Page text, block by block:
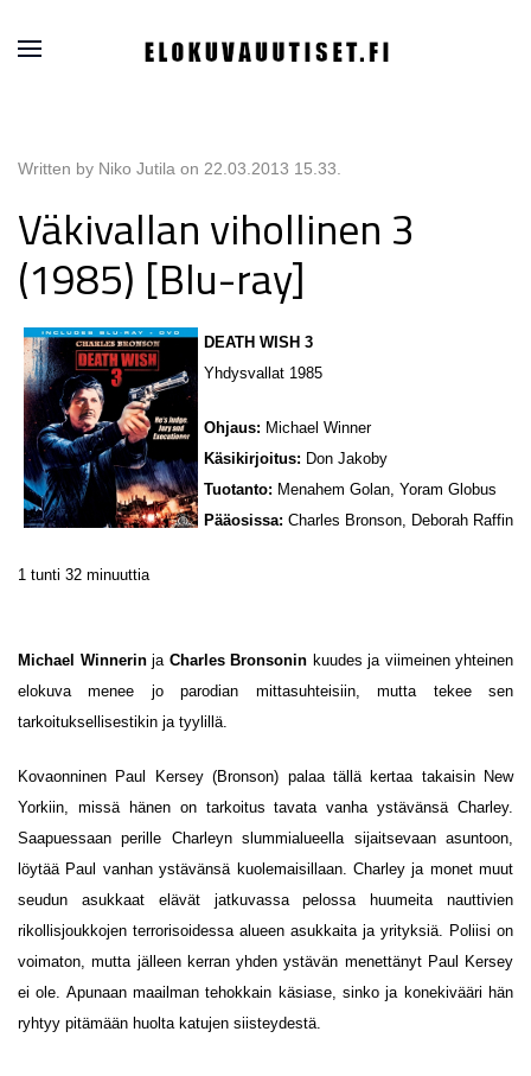
Written by Niko Jutila on 22.03.2013 15.33
Väkivallan vihollinen 3
(1985) [Blu-ray]
DEATH WISH 3
Yhdysvallat 1985
Ohjaus: Michael Winner
Käsikirjoitus: Don Jakoby
Tuotanto: Menahem Golan, Yoram Globus
Pääosissa: Charles Bronson, Deborah Raffin
1 tunti 32 minuuttia
Michael Winnerinja Charles Bronsonin kuudes ja viimeinen yhteinen
elokuva menee jo parodian mittasuhteisiin, mutta tekee sen
tarkoituksellisestikin ja tyylillä.
Kovaonninen Paul Kersey (Bronson) palaa tällä kertaa takaisin New
Yorkiin, missä hänen on tarkoitus tavata vanha ystävänsä Charley.
Saapuessaan perille Charleyn slummialueella sijaitsevaan asuntoon,
löytää Paul vanhan ystävänsä kuolemaisillaan. Charley ja monet muut
seudun asukkaat elävät jatkuvassa pelossa huumeita nauttivien
rikollisjoukkojen terrorisoidessa alueen asukkaita ja yrityksiä. Poliisi on
voimaton, mutta jälleen kerran yhden ystävän menettänyt Paul Kersey
ei ole. Apunaan maailman tehokkain käsiase, sinko ja konekivääri hän
ryhtyy pitämään huolta katujen siisteydestä.